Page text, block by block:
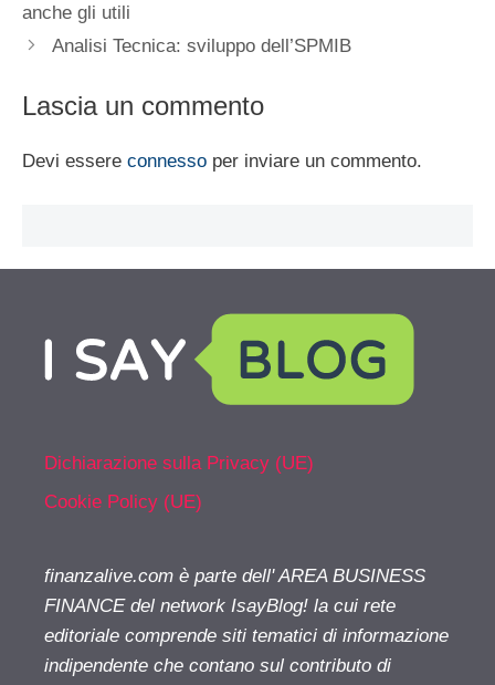
anche gli utili
Analisi Tecnica: sviluppo dell’SPMIB
Lascia un commento
Devi essere connesso per inviare un commento.
Dichiarazione sulla Privacy (UE)
Cookie Policy (UE)
finanzalive.com è parte dell' AREA BUSINESS
FINANCE del network IsayBlog! la cui rete
editoriale comprende siti tematici di informazione
indipendente che contano sul contributo di